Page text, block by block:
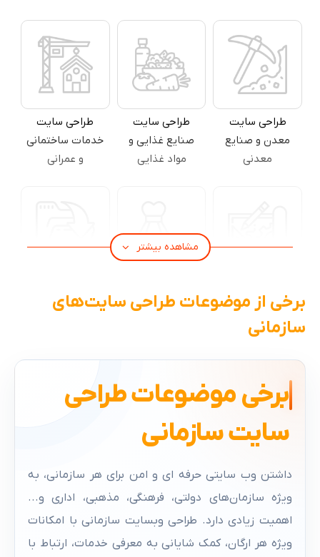
طراحی سایت
معدن و صنایع
معدنی
طراحی سایت
صنایع غذایی و
مواد غذایی
طراحی سایت
خدمات ساختمانی
و عمرانی
شرکت معماری و
دکوراسیون داخلی
پوشاک و لباس
شرکتی آموزشی و
شرکتی بازرگانی و
بین المللی
سیستم‌های
هوشمند سازی،
پزشکی، زیبایی،
آزمایشگاه،
مشاهده بیشتر
برخی از موضوعات طراحی سایت‌های
سازمانی
برخی موضوعات طراحی
سایت سازمانی
داشتن وب سایتی حرفه ای و امن برای هر سازمانی، به
ویژه سازمان‌های دولتی، فرهنگی، مذهبی، اداری و...
اهمیت زیادی دارد. طراحی وبسایت سازمانی با امکانات
ویژه هر ارگان، کمک شایانی به معرفی خدمات، ارتباط با